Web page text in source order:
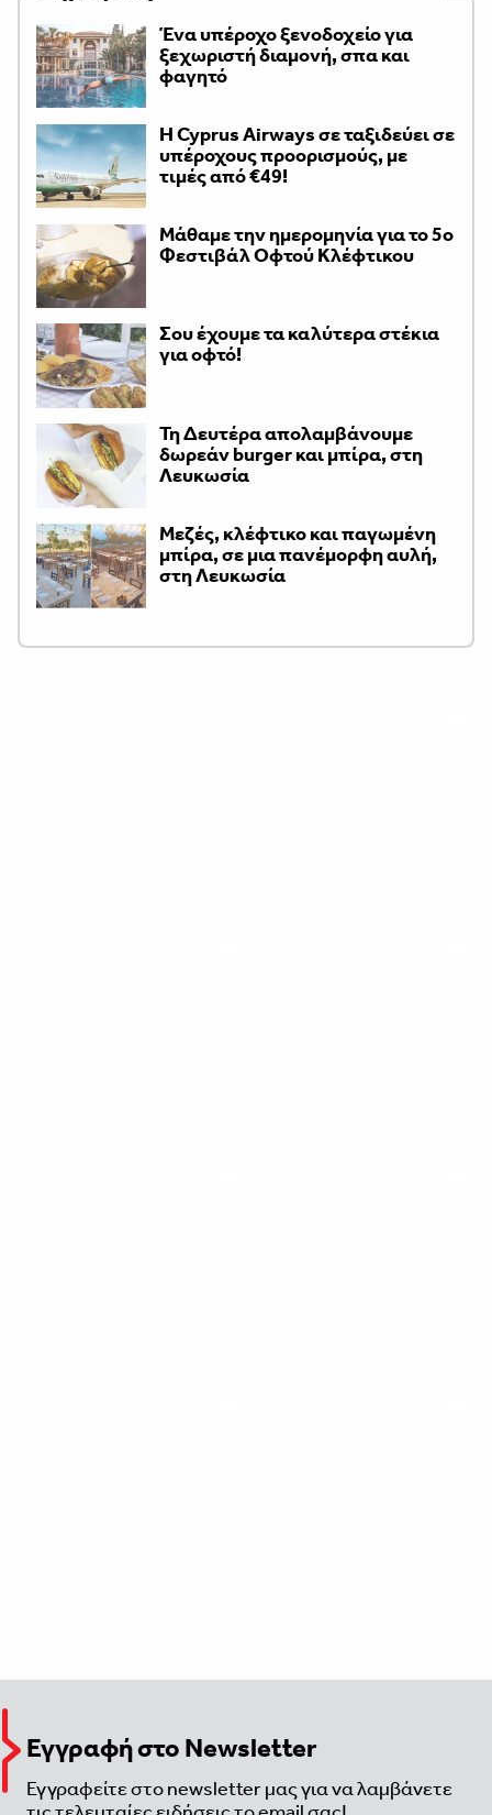
Ένα υπέροχο ξενοδοχείο για
ξεχωριστή διαμονή, σπα και
φαγητό
H Cyprus Airways σε ταξιδεύει σε
υπέροχους προορισμούς, με
τιμές από €49!
Μάθαμε την ημερομηνία για το 5ο
Φεστιβάλ Οφτού Κλέφτικου
Σου έχουμε τα καλύτερα στέκια
για οφτό!
Τη Δευτέρα απολαμβάνουμε
δωρεάν burger και μπίρα, στη
Λευκωσία
Μεζές, κλέφτικο και παγωμένη
μπίρα, σε μια πανέμορφη αυλή,
στη Λευκωσία
Εγγραφή στο Newsletter
Εγγραφείτε στο newsletter μας για να λαμβάνετε